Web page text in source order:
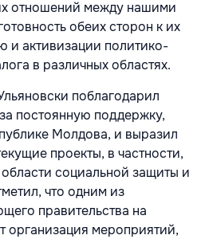
отношений между нашими
обеих сторон к их
и активизации политико-
в различных областях.
поблагодарил
постоянную поддержку,
Молдова, и выразил
проекты, в частности,
социальной защиты и
что одним из
правительства на
организация мероприятий,